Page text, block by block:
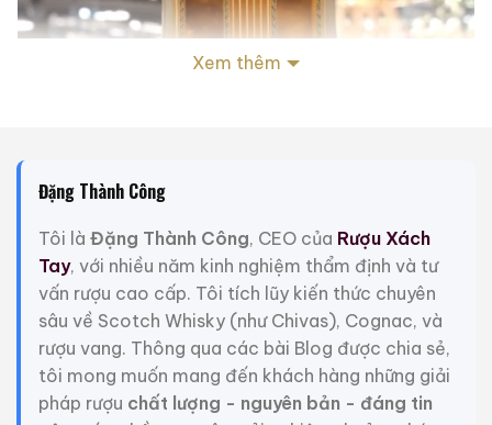
Xem thêm
Đặng Thành Công
Tôi là Đặng Thành Công, CEO của Rượu Xách
Tay, với nhiều năm kinh nghiệm thẩm định và tư
vấn rượu cao cấp. Tôi tích lũy kiến thức chuyên
sâu về Scotch Whisky (như Chivas), Cognac, và
rượu vang. Thông qua các bài Blog được chia sẻ,
tôi mong muốn mang đến khách hàng những giải
pháp rượu chất lượng - nguyên bản - đáng tin